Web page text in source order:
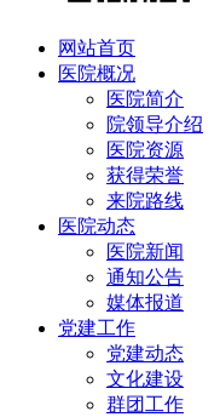
网站首页
医院概况
医院简介
院领导介绍
医院资源
获得荣誉
来院路线
医院动态
医院新闻
通知公告
媒体报道
党建工作
党建动态
文化建设
群团工作